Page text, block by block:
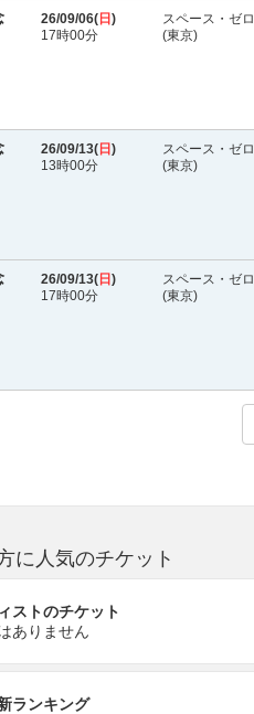
26/09/06( 日 )
17時00分
スペース・ゼロ
(東京)
26/09/13( 日 )
13時00分
スペース・ゼロ
(東京)
26/09/13( 日 )
17時00分
スペース・ゼロ
(東京)
に人気のチケット
ストのチケット
ありません
ランキング